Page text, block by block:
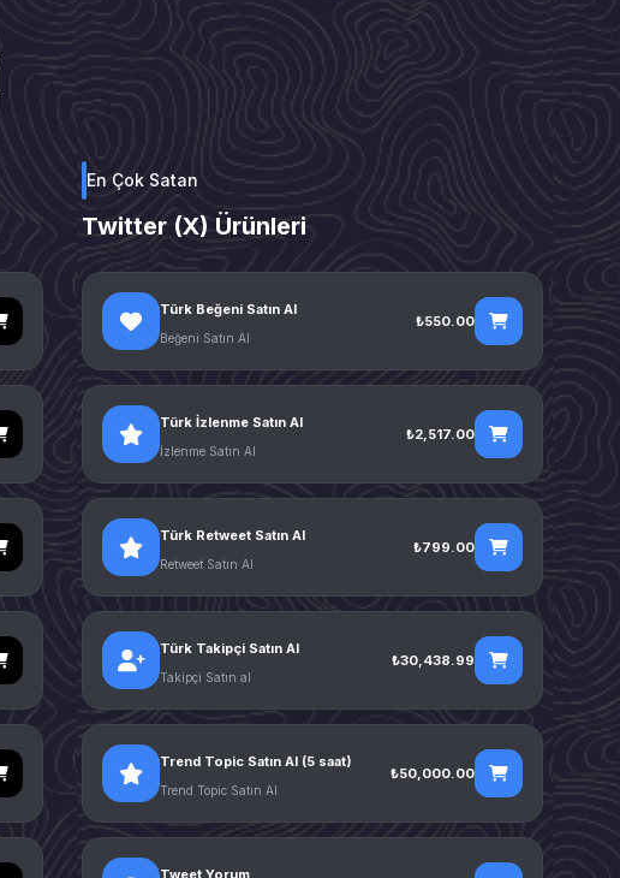
En Çok Satan
Twitter (X) Ürünleri
Türk Beğeni Satın Al
Beğeni Satın Al
₺550.00
Türk İzlenme Satın Al
İzlenme Satın Al
₺2,517.00
Türk Retweet Satın Al
Retweet Satın Al
₺799.00
Türk Takipçi Satın Al
Takipçi Satın al
₺30,438.99
Trend Topic Satın Al (5 saat)
Trend Topic Satın Al
₺50,000.00